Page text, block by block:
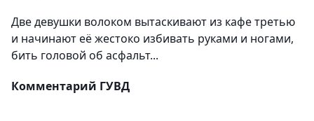
Две девушки волоком вытаскивают из кафе третью
и начинают её жестоко избивать руками и ногами,
бить головой об асфальт...
Комментарий ГУВД